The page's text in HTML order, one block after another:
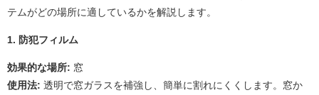
テムがどの場所に適しているかを解説します。
1. 防犯フィルム
効果的な場所: 窓
使用法: 透明で窓ガラスを補強し、簡単に割れにくくします。窓か